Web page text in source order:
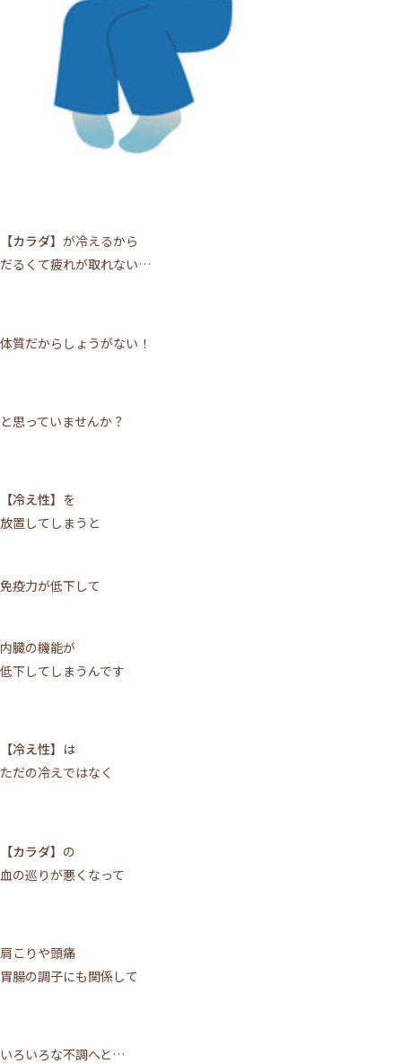
【カラダ】 が冷えるから
だるくて疲れが取れない…
体質だからしょうがない！
と思っていませんか？
【冷え性】 を
放置してしまうと
免疫力が低下して
内臓の機能が
低下してしまうんです
【冷え性】 は
ただの冷えではなく
【カラダ】 の
血の巡りが悪くなって
肩こりや頭痛
胃腸の調子にも関係して
いろいろな不調へと…